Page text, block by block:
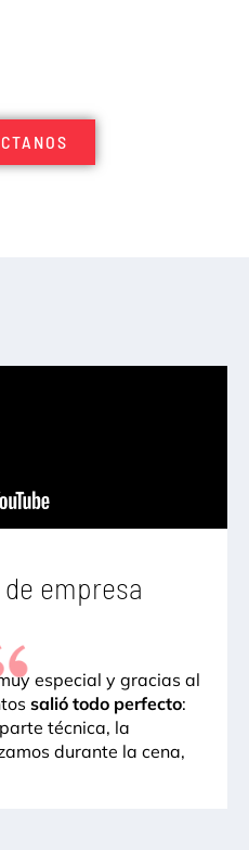
empresa
especial y gracias al
salió todo perfecto:
técnica, la
durante la cena,